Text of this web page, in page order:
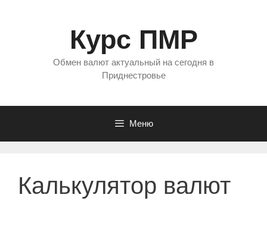
Курс ПМР
Обмен валют актуальный на сегодня в
Приднестровье
Меню
Калькулятор валют